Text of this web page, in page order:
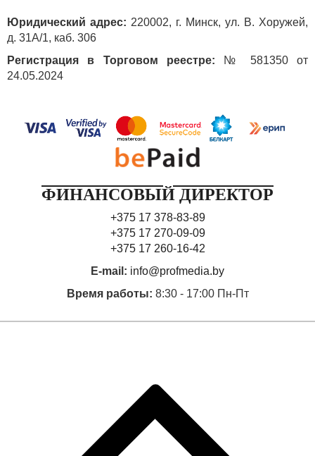
Юридический адрес: 220002, г. Минск, ул. В. Хоружей,
д. 31А/1, каб. 306
Регистрация в Торговом реестре: № 581350 от
24.05.2024
ФИНАНСОВЫЙ ДИРЕКТОР
+375 17 378-83-89
+375 17 270-09-09
+375 17 260-16-42
E-mail: info@profmedia.by
Время работы: 8:30 - 17:00 Пн-Пт